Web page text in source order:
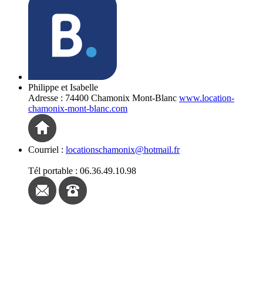
Philippe et Isabelle
Adresse : 74400 Chamonix Mont-Blanc www.location-
chamonix-mont-blanc.com
Courriel : locationschamonix@hotmail.fr
Tél portable : 06.36.49.10.98